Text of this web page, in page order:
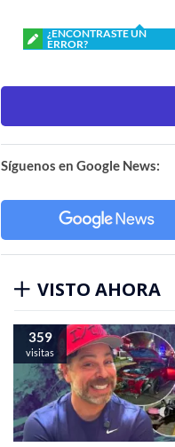
¿ENCONTRASTE UN
ERROR?
Síguenos en Google News:
VISTO AHORA
359
visitas